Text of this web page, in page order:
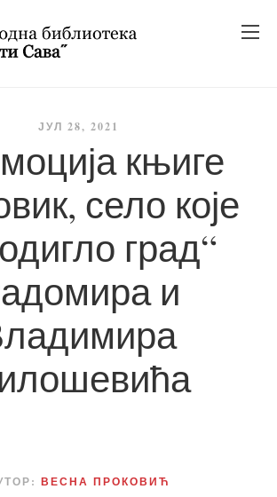
_
_
ЈУЛ 28, 2021
књиге
село које
град“
и
ВЕСНА ПРОКОВИЋ